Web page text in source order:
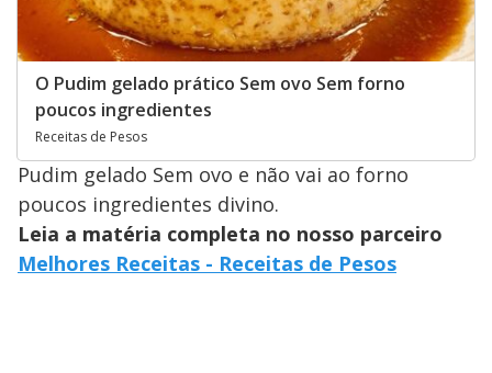
O Pudim gelado prático Sem ovo Sem forno
poucos ingredientes
Receitas de Pesos
Pudim gelado Sem ovo e não vai ao forno
poucos ingredientes divino.
Leia a matéria completa no nosso parceiro
Melhores Receitas - Receitas de Pesos